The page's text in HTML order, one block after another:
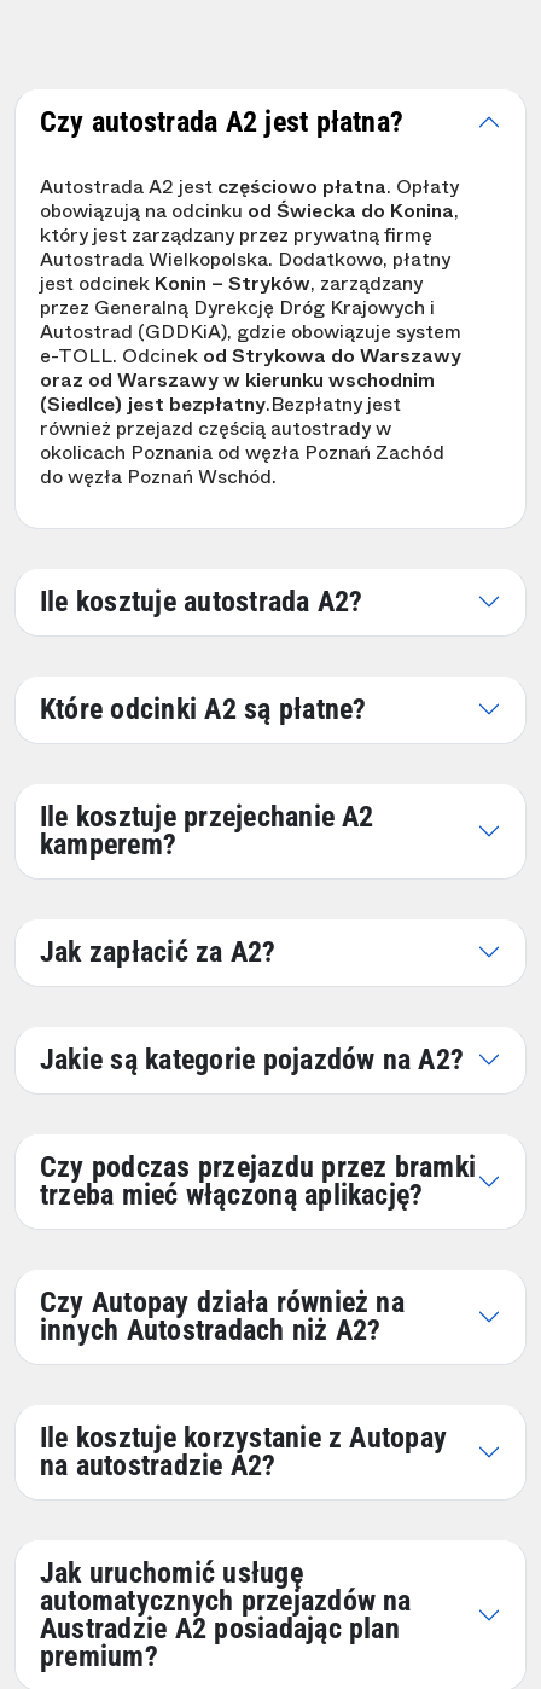
Czy autostrada A2 jest płatna?
Autostrada A2 jest częściowo płatna. Opłaty
obowiązują na odcinku od Świecka do Konina,
który jest zarządzany przez prywatną firmę
Autostrada Wielkopolska. Dodatkowo, płatny
jest odcinek Konin – Stryków, zarządzany
przez Generalną Dyrekcję Dróg Krajowych i
Autostrad (GDDKiA), gdzie obowiązuje system
e-TOLL. Odcinek od Strykowa do Warszawy
oraz od Warszawy w kierunku wschodnim
(Siedlce) jest bezpłatny.Bezpłatny jest
również przejazd częścią autostrady w
okolicach Poznania od węzła Poznań Zachód
do węzła Poznań Wschód.
Ile kosztuje autostrada A2?
Które odcinki A2 są płatne?
Ile kosztuje przejechanie A2
kamperem?
Jak zapłacić za A2?
Jakie są kategorie pojazdów na A2?
Czy podczas przejazdu przez bramki
trzeba mieć włączoną aplikację?
Czy Autopay działa również na
innych Autostradach niż A2?
Ile kosztuje korzystanie z Autopay
na autostradzie A2?
Jak uruchomić usługę
automatycznych przejazdów na
Austradzie A2 posiadając plan
premium?